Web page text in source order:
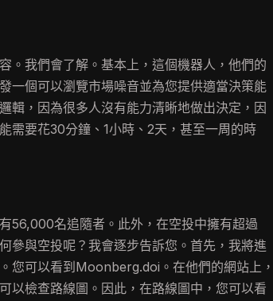
。我們會了解。基本上，這個機器人，他們的
一個可以瀏覽市場噪音並為您提供適當決策能
輯，因為很多人沒有能力清晰地做出決定，因
需要花30分鐘、1小時、2天，甚至一周的時
56,000名追隨者。此外，在空投中擁有超過
參與空投呢？我會逐步告訴您。首先，我將進
您可以看到Moonberg.doi。在他們的網站上，
以檢查路線圖。因此，在路線圖中，您可以看